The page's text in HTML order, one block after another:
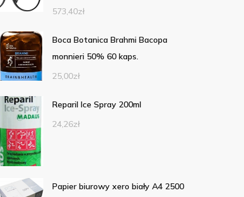
573,40zł
Boca Botanica Brahmi Bacopa
monnieri 50% 60 kaps.
25,00zł
Reparil Ice Spray 200ml
24,26zł
Papier biurowy xero biały A4 2500